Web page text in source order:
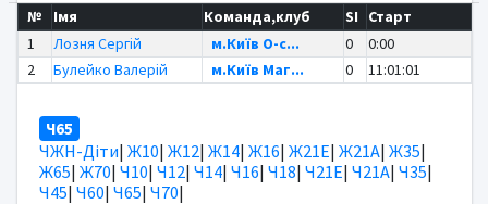
№ Імя Команда,клуб SI
Старт
1
Лозня Сергій м.Київ O-c... 0
0:00
2
Булейко Валерій м.Київ Маг... 0 11:01:01
Ч65
ЧЖН-Діти| Ж10| Ж12| Ж14| Ж16| Ж21Е| Ж21А| Ж35|
Ж65| Ж70| Ч10| Ч12| Ч14| Ч16| Ч18| Ч21Е| Ч21А| Ч35|
Ч45| Ч60| Ч65| Ч70|